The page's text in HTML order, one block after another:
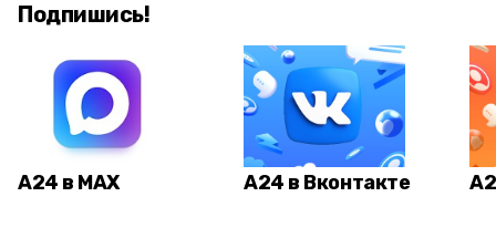
Подпишись!
А24 в MAX А24 в Вконтакте